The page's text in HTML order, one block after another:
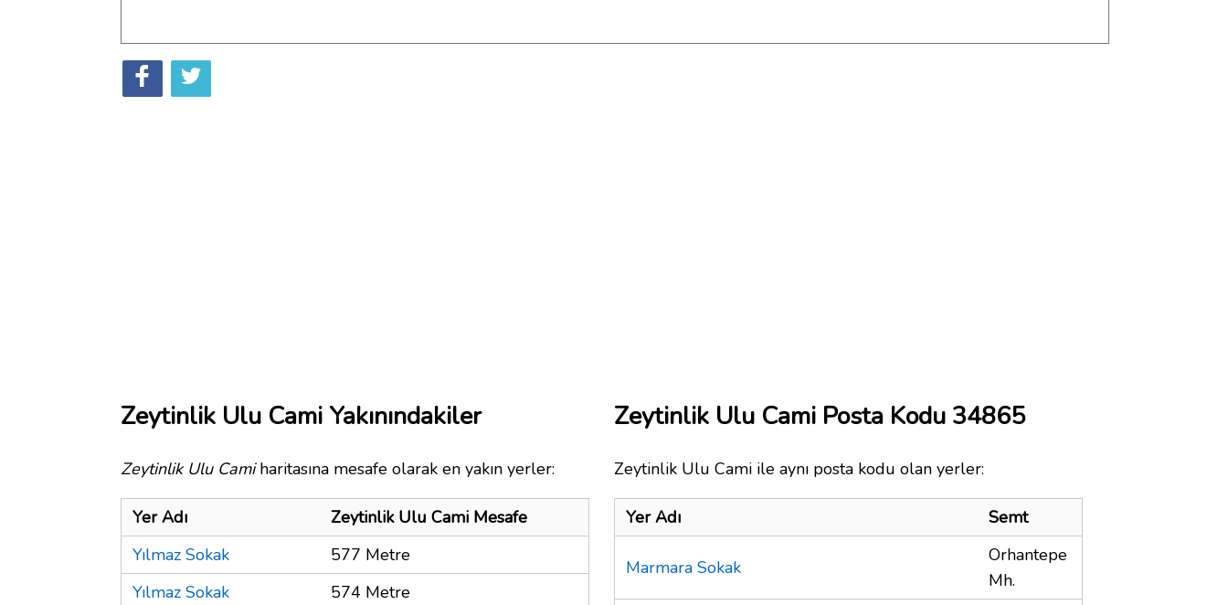
Zeytinlik Ulu Cami Yakınındakiler
Zeytinlik Ulu Camiharitasına mesafe olarak en yakın yerler:
Yer Adı
Zeytinlik Ulu Cami Mesafe
Yılmaz Sokak
577 Metre
Yılmaz Sokak
574 Metre
Zeytinlik Ulu Cami Posta Kodu 34865
Zeytinlik Ulu Cami ile aynı posta kodu olan yerler:
Yer Adı Semt
Marmara Sokak
Orhantepe
Mh.